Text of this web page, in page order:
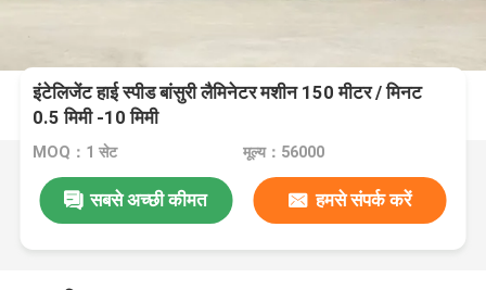
इंटेलिजेंट हाई स्पीड बांसुरी लैमिनेटर मशीन 150 मीटर / मिनट
0.5 मिमी -10 मिमी
MOQ：1 सेट मूल्य：56000
सबसे अच्छी कीमत हमसे संपर्क करें